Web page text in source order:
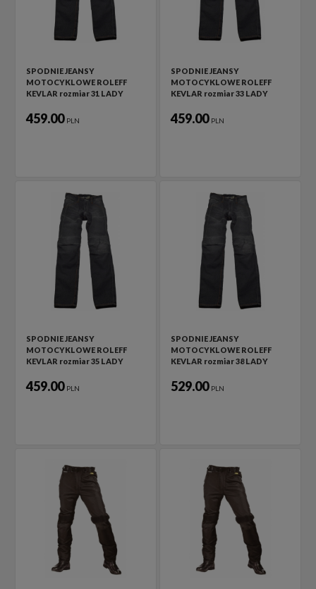
SPODNIE JEANSY
MOTOCYKLOWE ROLEFF
KEVLAR rozmiar 31 LADY
459.00 PLN
SPODNIE JEANSY
MOTOCYKLOWE ROLEFF
KEVLAR rozmiar 33 LADY
459.00 PLN
SPODNIE JEANSY
MOTOCYKLOWE ROLEFF
KEVLAR rozmiar 35 LADY
459.00 PLN
SPODNIE JEANSY
MOTOCYKLOWE ROLEFF
KEVLAR rozmiar 38 LADY
529.00 PLN